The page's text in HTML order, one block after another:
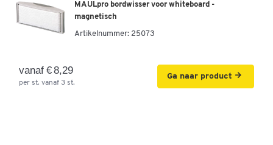
MAULpro bordwisser voor whiteboard -
magnetisch
Artikelnummer: 25073
vanaf € 8,29
per st. vanaf 3 st.
Ga naar product